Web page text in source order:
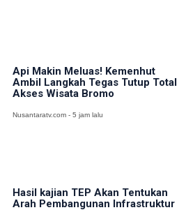
Api Makin Meluas! Kemenhut
Ambil Langkah Tegas Tutup Total
Akses Wisata Bromo
Nusantaratv.com - 5 jam lalu
Hasil kajian TEP Akan Tentukan
Arah Pembangunan Infrastruktur